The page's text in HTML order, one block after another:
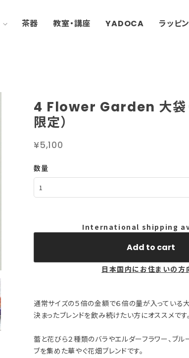
茶器 教室・講座 YADOCA ラッピ
4 Flower Garden 大袋
限定）
¥5,100
数量
International shipping
Add to cart
日本国内にお住まいの方
通常サイズの５倍の金額で６倍の量が入っている大
決まったブレンドを飲み続けたい方にオススメです。
蕾と花びら２種類のバラやエルダーフラワー、ブル
ブを集めた華やぐ花畑ブレンドです。